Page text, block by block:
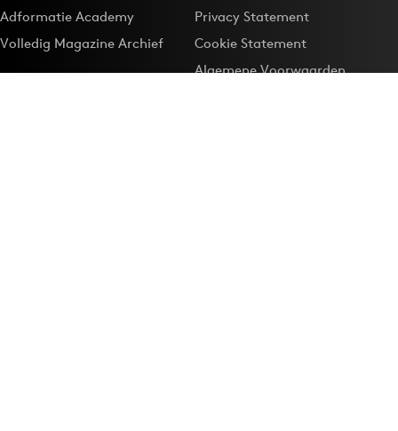
Adformatie Academy
Volledig Magazine Archief
Privacy Statement
Cookie Statement
Algemene Voorwaarden